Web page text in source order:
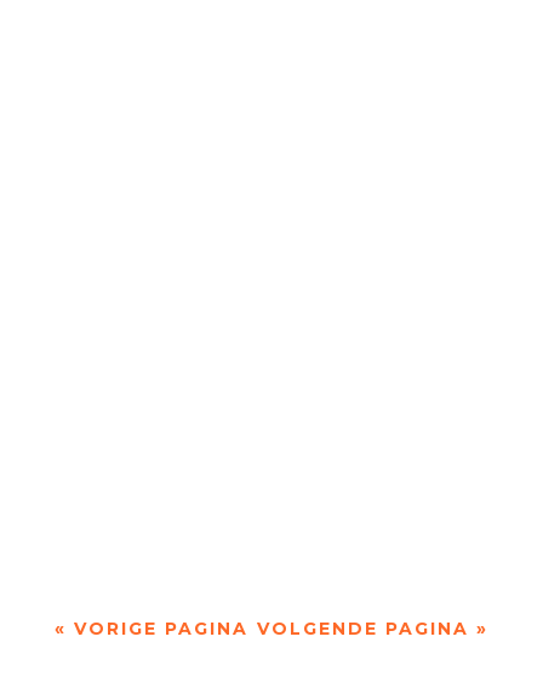
« VORIGE PAGINA VOLGENDE PAGINA »